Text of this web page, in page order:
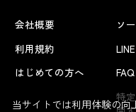
会社概要
利用規約
はじめての方へ
ソ
FAQ
特
当サイトでは利用体験の